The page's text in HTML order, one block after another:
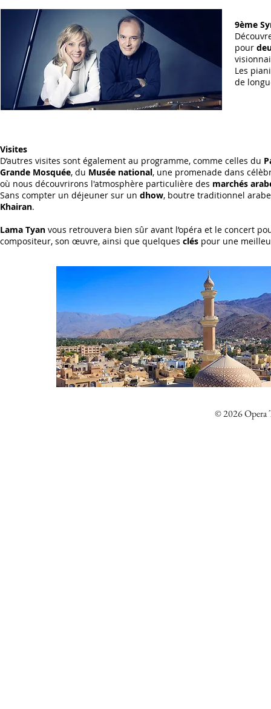
9ème
pour
Les
de
Visites
D’autres visites sont également au programme, comme celles du
Grande Mosquée, du Musée national, une promenade dans
où nous découvrirons l'atmosphère particulière des marchés
Sans compter un déjeuner sur un dhow, boutre traditionnel
Khairan.
Lama Tyan vous retrouvera bien sûr avant l’opéra et le concert
compositeur, son œuvre, ainsi que quelques clés pour une
© 2026 Opera